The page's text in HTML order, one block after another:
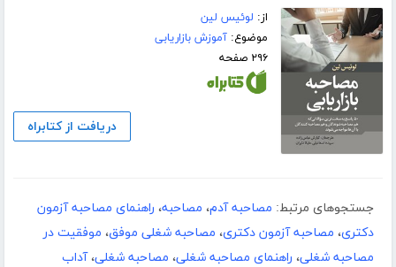
از: لوئیس لین
موضوع:آموزش بازاریابی
۲۹۶ صفحه
دریافت از کتابراه
جستجوهای مرتبط: مصاحبه آدم، مصاحبه، راهنمای مصاحبه آزمون
دکتری، مصاحبه آزمون دکتری، مصاحبه شغلی موفق، موفقیت در
مصاحبه شغلی، راهنمای مصاحبه شغلی، مصاحبه شغلی،آداب